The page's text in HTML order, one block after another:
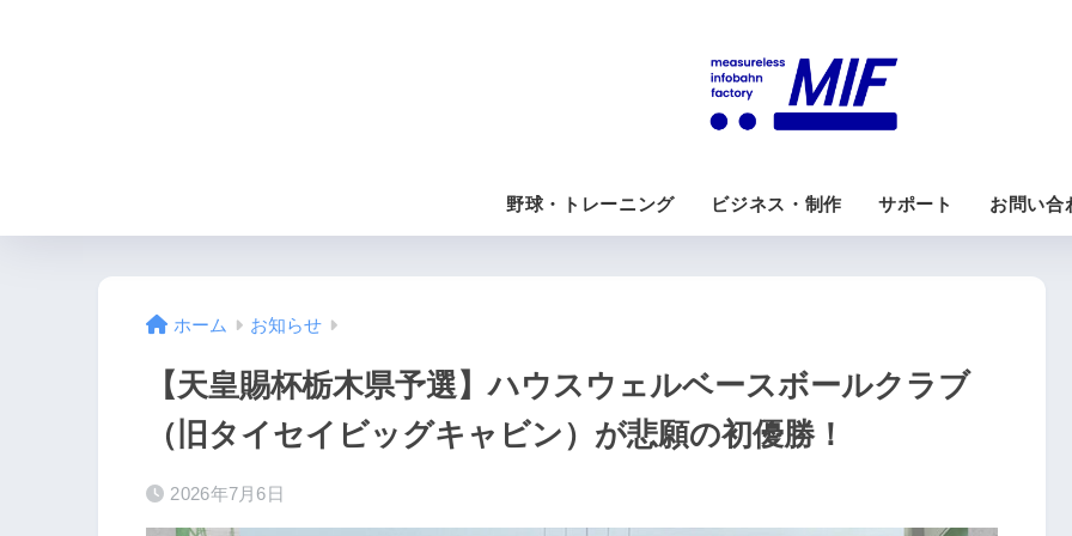
野球・トレーニング ビジネス・制作 サポート お問い合
ホーム お知らせ
【天皇賜杯栃木県予選】ハウスウェルベースボールクラブ
（旧タイセイビッグキャビン）が悲願の初優勝！
2026年7月6日